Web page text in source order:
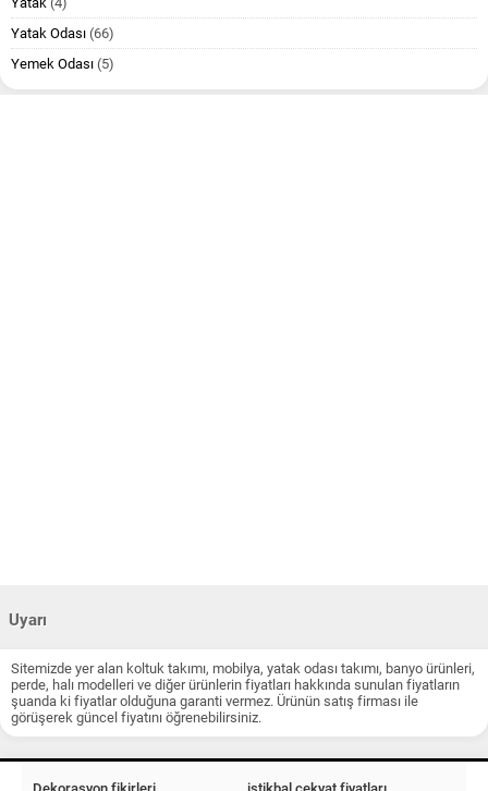
Yatak Odası (66)
Yemek Odası (5)
Uyarı
Sitemizde yer alan koltuk takımı, mobilya, yatak odası takımı, banyo ürünleri,
perde, halı modelleri ve diğer ürünlerin fiyatları hakkında sunulan fiyatların
şuanda ki fiyatlar olduğuna garanti vermez. Ürünün satış firması ile
görüşerek güncel fiyatını öğrenebilirsiniz.